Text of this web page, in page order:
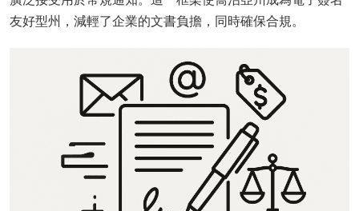
友好型州，減輕了企業的文書負擔，同時確保合規。